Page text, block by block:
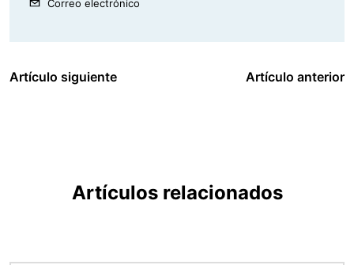
Correo electrónico
Artículo siguiente Artículo anterior
Artículos relacionados